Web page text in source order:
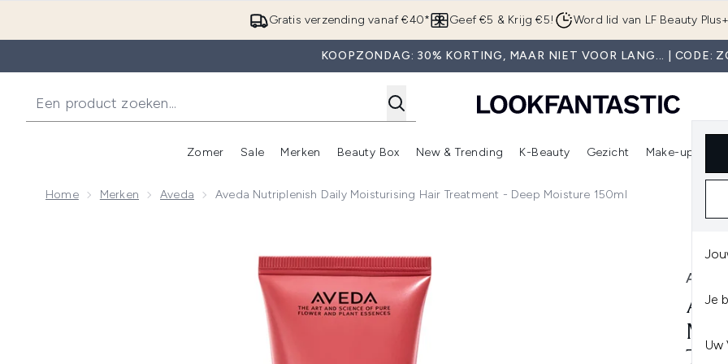
Overslaan naar de hoofdinhoud
Gratis verzending vanaf €40* Geef €5 & Krijg €5! Word lid van LF Beauty Plus+
KOOPZONDAG: 30% KORTING, MAAR NIET VOOR LANG... | CODE:
Je
Uw
Zomer
Enter submenu (Zomer)
Sale
Enter submenu (Sale)
Merken
Enter submenu (Merken)
Beauty Box
Enter submenu (Beauty Box)
New & Trending
Enter submenu (New & Trending)
K-Beauty
Enter submenu (K-Beauty)
Gezicht Make-up
Home Merken Aveda Aveda Nutriplenish Daily Moisturising Hair Treatment - Deep Moisture 150ml